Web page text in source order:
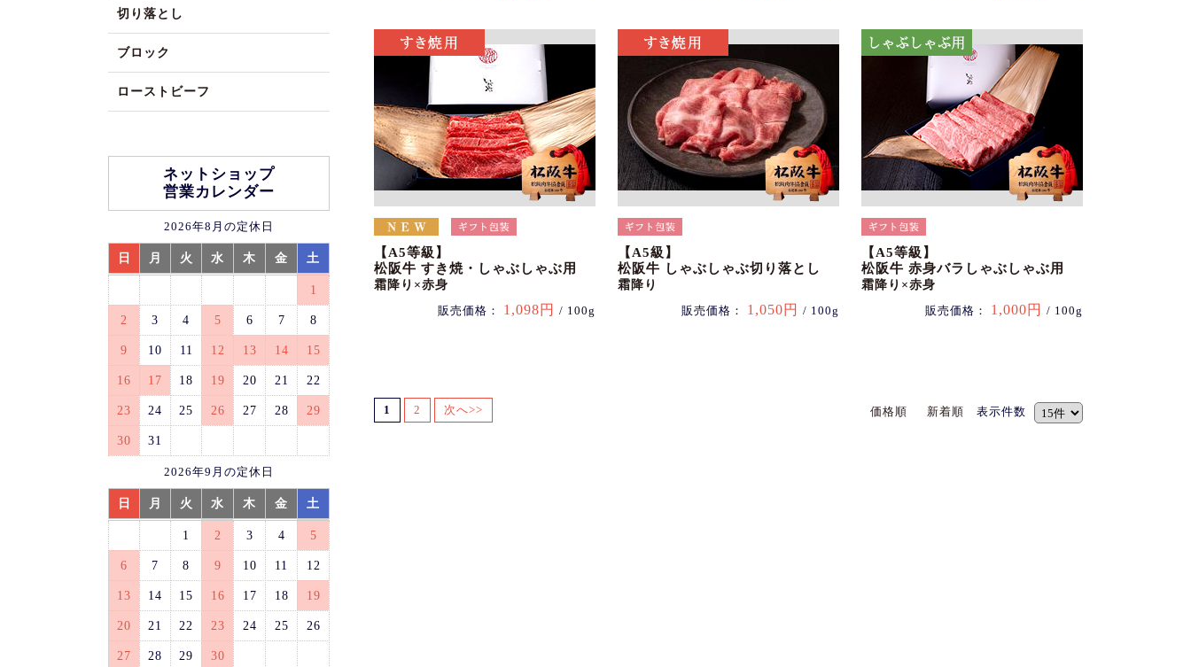
【A5等級】
松阪牛 すき焼・しゃぶしゃぶ用
霜降り×赤身
販売価格： 1,098円 / 100g
【A5級】
松阪牛 しゃぶしゃぶ切り落とし
霜降り
販売価格： 1,050円 / 100g
【A5等級】
松阪牛 赤身バラしゃぶしゃぶ用
霜降り×赤身
販売価格： 1,000円 / 100g
価格順 新着順 表示件数
1 2 次へ>>
切り落とし
ブロック
ローストビーフ
ネットショップ
営業カレンダー
2026年8月の定休日
日 月 火 水 木 金 土
1
2 3 4 5 6 7 8
9 10 11 12 13 14 15
16 17 18 19 20 21 22
23 24 25 26 27 28 29
30 31
2026年9月の定休日
日 月 火 水 木 金 土
1 2 3 4 5
6 7 8 9 10 11 12
13 14 15 16 17 18 19
20 21 22 23 24 25 26
27 28 29
30